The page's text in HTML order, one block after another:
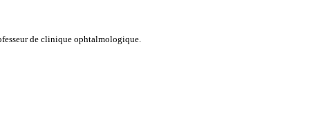
de clinique ophtalmologique.